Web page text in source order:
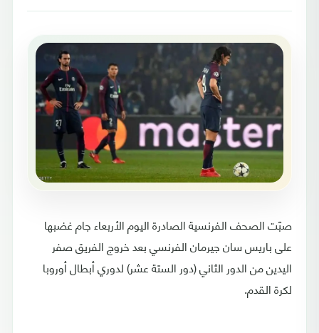
صبّت الصحف الفرنسية الصادرة اليوم الأربعاء جام غضبها
على باريس سان جيرمان الفرنسي بعد خروج الفريق صفر
اليدين من الدور الثاني (دور الستة عشر) لدوري أبطال أوروبا
لكرة القدم.